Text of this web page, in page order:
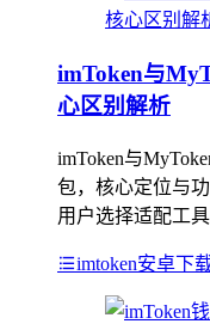
imToken与
心区别解析
imToken与
包，核心定位与
用户选择适配工
imtoken安卓下